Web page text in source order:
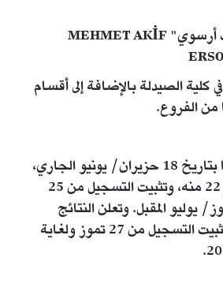
جامعة "محمد عاكف أرسوي" MEHMET AKİF
كلية الصيدلة بالإضافة إلى أقسام
من الفروع.
وينتهي التسجيل فيها بتاريخ 18 حزيران/ يونيو الجاري،
وتعلن النتائج الأولى في 22 منه، وتثبيت التسجيل من 25
ولغاية 20 تموز/ يوليو المقبل. وتعلن النتائج
الثانية في 26 تموز، وتثبيت التسجيل من 27 تموز ولغاية